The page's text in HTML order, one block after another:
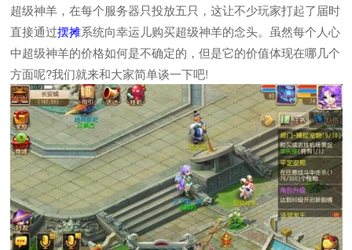
超级神羊，在每个服务器只投放五只，这让不少玩家打起了届时
直接通过摆摊系统向幸运儿购买超级神羊的念头。虽然每个人心
中超级神羊的价格如何是不确定的，但是它的价值体现在哪几个
方面呢?我们就来和大家简单谈一下吧!